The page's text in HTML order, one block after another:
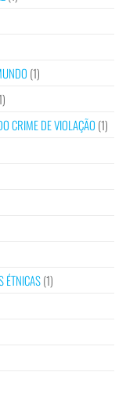
(1)
CRIME DE VIOLAÇÃO (1)
ÉTNICAS(1)